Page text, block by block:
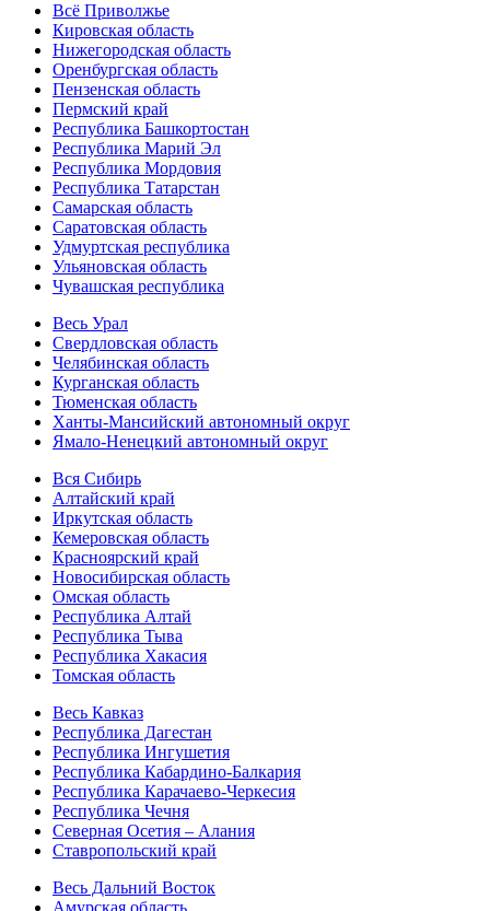
Всё Приволжье
Кировская область
Нижегородская область
Оренбургская область
Пензенская область
Пермский край
Республика Башкортостан
Республика Марий Эл
Республика Мордовия
Республика Татарстан
Самарская область
Саратовская область
Удмуртская республика
Ульяновская область
Чувашская республика
Весь Урал
Свердловская область
Челябинская область
Курганская область
Тюменская область
Ханты-Мансийский автономный округ
Ямало-Ненецкий автономный округ
Вся Сибирь
Алтайский край
Иркутская область
Кемеровская область
Красноярский край
Новосибирская область
Омская область
Республика Алтай
Республика Тыва
Республика Хакасия
Томская область
Весь Кавказ
Республика Дагестан
Республика Ингушетия
Республика Кабардино-Балкария
Республика Карачаево-Черкесия
Республика Чечня
Северная Осетия – Алания
Ставропольский край
Весь Дальний Восток
Амурская область